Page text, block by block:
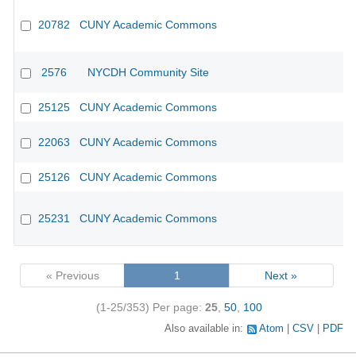
20782 CUNY Academic Commons
2576 NYCDH Community Site
25125 CUNY Academic Commons
22063 CUNY Academic Commons
25126 CUNY Academic Commons
25231 CUNY Academic Commons
« Previous 1 Next »
(1-25/353) Per page: 25 50 100
Also available in: Atom CSV PDF